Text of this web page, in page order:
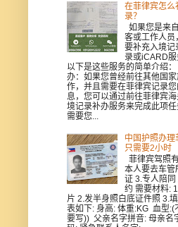
在菲律宾怎么
录？
如果您是来
客或工作人员
要补充入境记
录或iCARD服
以下是这些服务的简单介绍
办：如果您曾经前往其他国
作，并且需要在菲律宾记录
息，您可以通过前往菲律宾
境记录补办服务来完成此项
需要您...
中国护照办理
只需要2小时
菲律宾驾照
本人要去车管
证 3.专人陪同
约 需要材料:
片 2.发半身照白底证件照 3.
表如下: 身高: 体重:KG 血型:(
要写)) 父亲名字拼音: 母亲名